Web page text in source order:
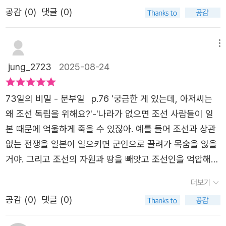
이 책을 제공해주신서유재 출판사에게감사함을 전합니다.#
문부일작가 #서유재#헤이그특사 #광복80주년 #역사 #장
뷰 #북스타그램 #책읽는포포리 #20250829
아는 러시아 언니가 생각이 났다그 옛날 한국을 떠난 우리
들과함께 러시아 마트에서 보던 빵들이 생각이 났다언니의
조상님들도 힘들게 러시아에서 정착하셨겠구나한국이 많이
그리우셨겠구나 하고..책에서 용남은 똑부러지는 성격과 아
버지에게서 배운 성실함으로당시 페치카(난로)라고 불리던
독립운동가 최재형의 눈에 들게 되고이준, 이상설, 이위종을
만나 큰 임무를 가지고 함께 네덜란드 헤이그로 떠난다과연
73일의 비밀은 무엇일까?물론 이 이야기는 소설이다헤이그
특사들의 이야기에 용남이 추가 된 것인데정말 있을 법한 이
여기저기에서 있었을테니까나라를 잃은 선조들의 그 고난들
을 다 느낄 수는 없지만꼭 한 번쯤 나였더라면 하고 생각해
보면 좋겠다우리 나라의 독립을 위해 한 몸 아끼지 않은 분
공감 (0) 댓글 (0)
jung_2723 2025-08-24
73일의 비밀 - 문부일⠀p.76 '궁금한 게 있는데, 아저씨는
왜 조선 독립을 위해요?'-'나라가 없으면 조선 사람들이 일
본 때문에 억울하게 죽을 수 있잖아. 예를 들어 조선과 상관
없는 전쟁을 일본이 일으키면 군인으로 끌려가 목숨을 잃을
거야. 그리고 조선의 자원과 땅을 빼앗고 조선인을 억압해도
거야. 더 나아가 모든 사람이 평화롭게 사는 방법도 찾으려
고 해.'⠀1907년, 불과 73일이라는 짧은 시간 동안 고종의
더보기
공감 (0) 댓글 (0)